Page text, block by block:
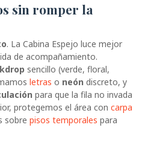
sin romper la
. La Cabina Espejo luce mejor
de acompañamiento.
sencillo (verde, floral,
letras o neón discreto, y
para que la fila no invada
protegemos el área con carpa
sobre pisos temporales para